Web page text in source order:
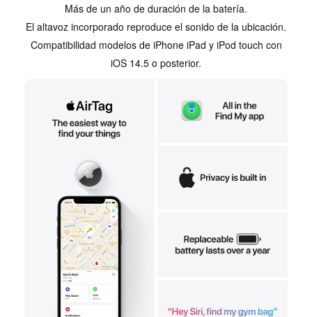
Más de un año de duración de la batería.
El altavoz incorporado reproduce el sonido de la ubicación.
Compatibilidad modelos de iPhone iPad y iPod touch con
iOS 14.5 o posterior.